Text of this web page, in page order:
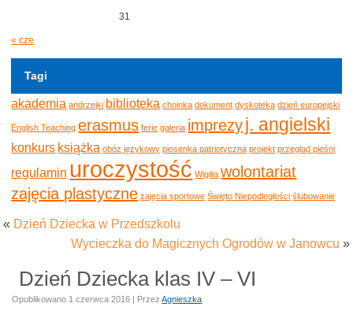
31
« cze
Tagi
akademia andrzejki biblioteka choinka dokument dyskoteka dzień europejski
English Teaching erasmus ferie galeria imprezyj. angielski
konkurs książka obóz językowy piosenka patriotyczna projekt przegląd pieśni
regulamin uroczystość Wigilia wolontariat
zajęcia plastyczne zajęcia sportowe Święto Niepodległości ślubowanie
« Dzień Dziecka w Przedszkolu
Wycieczka do Magicznych Ogrodów w Janowcu »
Dzień Dziecka klas IV – VI
Opublikowano 1 czerwca 2016 | Przez Agnieszka